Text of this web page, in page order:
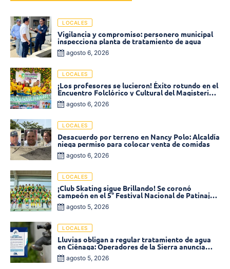
LOCALES
Vigilancia y compromiso: personero municipal
inspecciona planta de tratamiento de agua
agosto 6, 2026
LOCALES
¡Los profesores se lucieron! Éxito rotundo en el
Encuentro Folclórico y Cultural del Magisterio
2026 en Ciénaga
agosto 6, 2026
LOCALES
Desacuerdo por terreno en Nancy Polo: Alcaldía
niega permiso para colocar venta de comidas
agosto 6, 2026
LOCALES
¡Club Skating sigue Brillando! Se coronó
campeón en el 5° Festival Nacional de Patinaje
«Soledad sobre Ruedas»
agosto 5, 2026
LOCALES
Lluvias obligan a regular tratamiento de agua
en Ciénaga: Operadores de la Sierra anuncia
baja presión en varios sectores
agosto 5, 2026